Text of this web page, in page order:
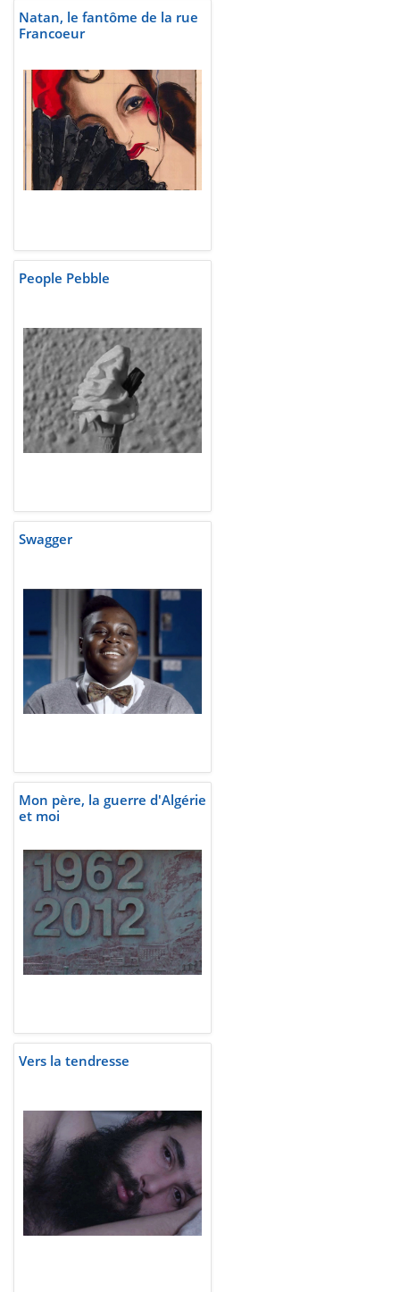
Natan, le fantôme de la rue
Francoeur
People Pebble
Swagger
Mon père, la guerre d'Algérie
et moi
Vers la tendresse